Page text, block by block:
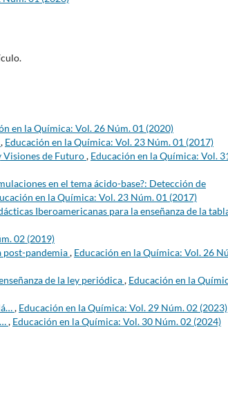
en la Química: Vol. 26 Núm. 01 (2020)
, Educación en la Química: Vol. 23 Núm. 01 (2017)
de Futuro, Educación en la Química: Vol.
en el tema ácido-base?: Detección de
en la Química: Vol. 23 Núm. 01 (2017)
Iberoamericanas para la enseñanza de la
02 (2019)
post-pandemia, Educación en la Química: Vol. 26
de la ley periódica, Educación en la
, Educación en la Química: Vol. 29 Núm. 02 (2023)
, Educación en la Química: Vol. 30 Núm. 02 (2024)